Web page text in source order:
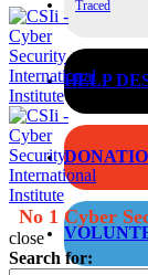
Traced
HELP
No 1 Cyber
close
Search for: